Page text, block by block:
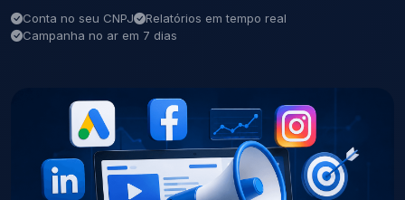
Conta no seu CNPJ
Relatórios em tempo real
Campanha no ar em 7 dias